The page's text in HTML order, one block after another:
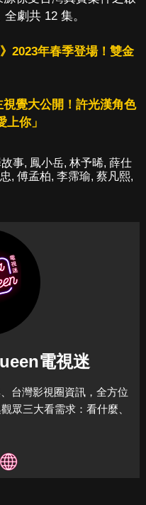
劇共 12 集。
2023年春季登場！雙金
視覺大公開！許光漢角色
你」
事, 鳳小岳, 林予晞, 薛仕
, 傅孟柏, 李霈瑜, 蔡凡熙,
電視迷
台灣影視圈資訊，全方位
眾三大看需求：看什麼、